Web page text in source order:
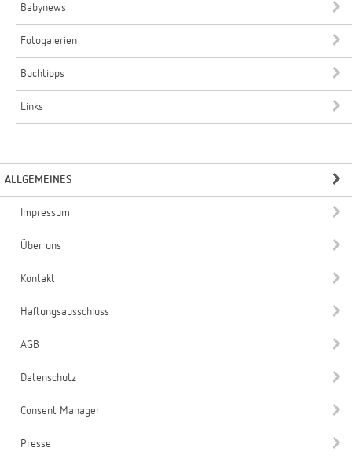
Babynews
Fotogalerien
Buchtipps
Links
ALLGEMEINES
Impressum
Über uns
Kontakt
Haftungsausschluss
AGB
Datenschutz
Consent Manager
Presse